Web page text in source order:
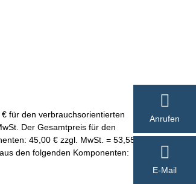
für den verbrauchsorientierten
Der Gesamtpreis für den
45,00 € zzgl. MwSt. = 53,55 €
den folgenden Komponenten:
Anrufen
E-Mail